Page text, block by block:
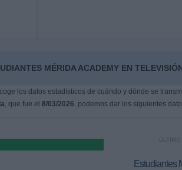
MÉRIDA ACADEMY EN
los datos estadísticos de cuándo y dónde se
, que fue el 8/03/2026, podemos dar los siguientes
Estudiantes